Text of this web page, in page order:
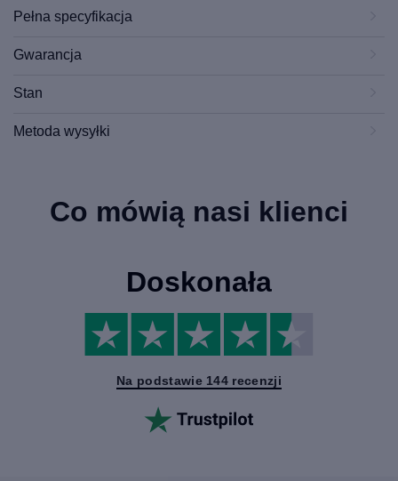
Pełna specyfikacja
Gwarancja
Stan
Metoda wysyłki
Co mówią nasi klienci
Doskonała
Na podstawie 144 recenzji